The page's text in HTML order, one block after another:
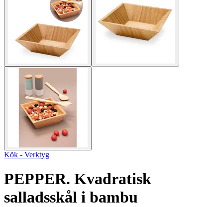
Kök - Verktyg
PEPPER. Kvadratisk
salladsskål i bambu